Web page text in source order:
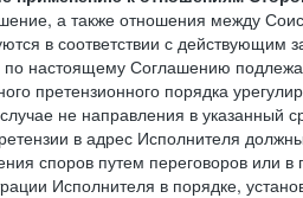
а также отношения между
в соответствии с действующим
настоящему Соглашению
претензионного порядка
не направления в указанный
в адрес Исполнителя
споров путем переговоров или
Исполнителя в порядке,